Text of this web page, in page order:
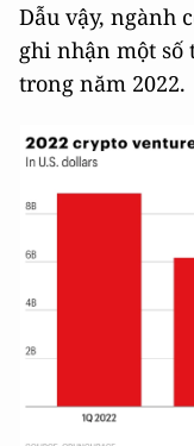
Dẫu vậy, ngành
ghi nhận một
trong năm 2022.